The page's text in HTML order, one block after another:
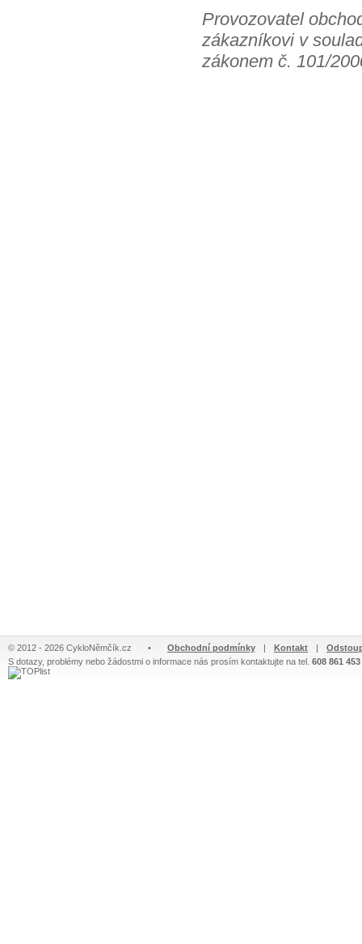
Provozovatel
zákazníkovi v
zákonem č. 101/
© 2012 - 2026 CykloNěmčík.cz • Obchodní podmínky | Kontakt |
S dotazy, problémy nebo žádostmi o informace nás prosím kontaktujte na tel. 608 861 453